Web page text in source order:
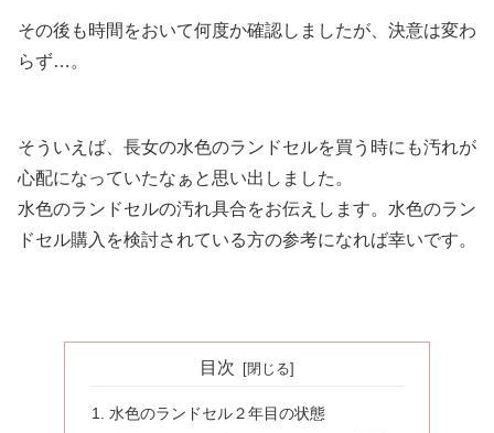
その後も時間をおいて何度か確認しましたが、決意は変わ
らず…。
そういえば、長女の水色のランドセルを買う時にも汚れが
心配になっていたなぁと思い出しました。
水色のランドセルの汚れ具合をお伝えします。水色のラン
ドセル購入を検討されている方の参考になれば幸いです。
目次
水色のランドセル２年目の状態